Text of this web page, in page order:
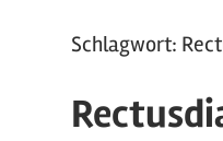
Schlagwort: